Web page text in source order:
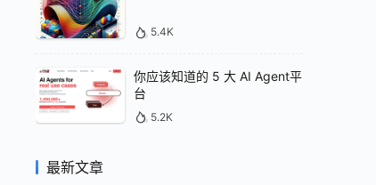
5.4K
你应该知道的 5 大 AI Agent平
台
5.2K
最新文章